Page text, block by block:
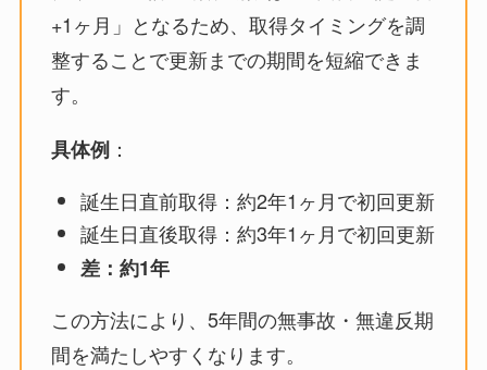
+1ヶ月」となるため、取得タイミングを調
整することで更新までの期間を短縮できま
す。
具体例：
誕生日直前取得：約2年1ヶ月で初回更新
誕生日直後取得：約3年1ヶ月で初回更新
差：約1年
この方法により、5年間の無事故・無違反期
間を満たしやすくなります。